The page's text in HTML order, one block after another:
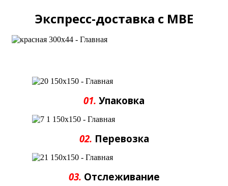
Экспресс-доставка с MBE
01. Упаковка
02. Перевозка
03. Отслеживание